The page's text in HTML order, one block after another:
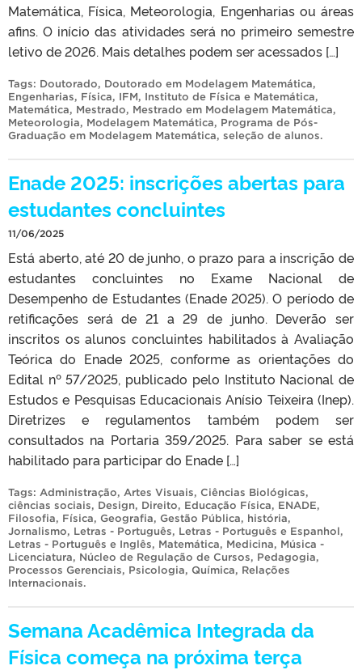
Matemática, Física, Meteorologia, Engenharias ou áreas
afins. O início das atividades será no primeiro semestre
letivo de 2026. Mais detalhes podem ser acessados […]
Tags: Doutorado, Doutorado em Modelagem Matemática,
Engenharias, Física, IFM, Instituto de Física e Matemática,
Matemática, Mestrado, Mestrado em Modelagem Matemática,
Meteorologia, Modelagem Matemática, Programa de Pós-
Graduação em Modelagem Matemática, seleção de alunos.
Enade 2025: inscrições abertas para
estudantes concluintes
11/06/2025
Está aberto, até 20 de junho, o prazo para a inscrição de
estudantes concluintes no Exame Nacional de
Desempenho de Estudantes (Enade 2025). O período de
retificações será de 21 a 29 de junho. Deverão ser
inscritos os alunos concluintes habilitados à Avaliação
Teórica do Enade 2025, conforme as orientações do
Edital nº 57/2025, publicado pelo Instituto Nacional de
Estudos e Pesquisas Educacionais Anísio Teixeira (Inep).
Diretrizes e regulamentos também podem ser
consultados na Portaria 359/2025. Para saber se está
habilitado para participar do Enade […]
Tags: Administração, Artes Visuais, Ciências Biológicas,
ciências sociais, Design, Direito, Educação Física, ENADE,
Filosofia, Física, Geografia, Gestão Pública, história,
Jornalismo, Letras - Português, Letras - Português e Espanhol,
Letras - Português e Inglês, Matemática, Medicina, Música -
Licenciatura, Núcleo de Regulação de Cursos, Pedagogia,
Processos Gerenciais, Psicologia, Química, Relações
Internacionais.
Semana Acadêmica Integrada da
Física começa na próxima terça